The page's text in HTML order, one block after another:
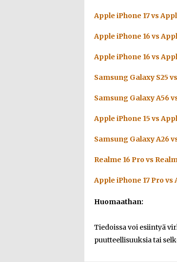
Apple iPhone 17 vs
Apple iPhone 16 vs
Apple iPhone 16 vs
Samsung Galaxy S25
Samsung Galaxy A56
Apple iPhone 15 vs
Samsung Galaxy A26
Realme 16 Pro vs
Apple iPhone 17 Pro vs
Huomaathan:
Tiedoissa voi esiintyä
puutteellisuuksia tai